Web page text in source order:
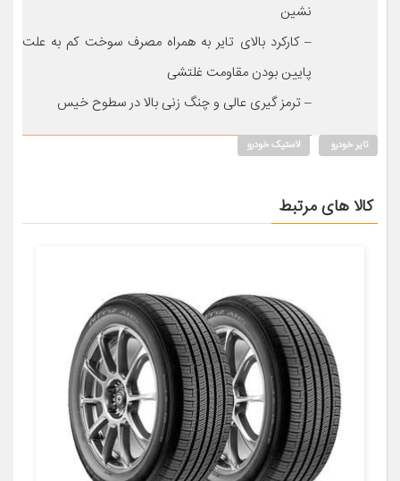
نشین
– کارکرد بالای تایر به همراه مصرف سوخت کم به علت
پایین بودن مقاومت غلتشی
– ترمز گیری عالی و چنگ زنی بالا در سطوح خیس
تایر خودرو لاستیک خودرو
کالا های مرتبط